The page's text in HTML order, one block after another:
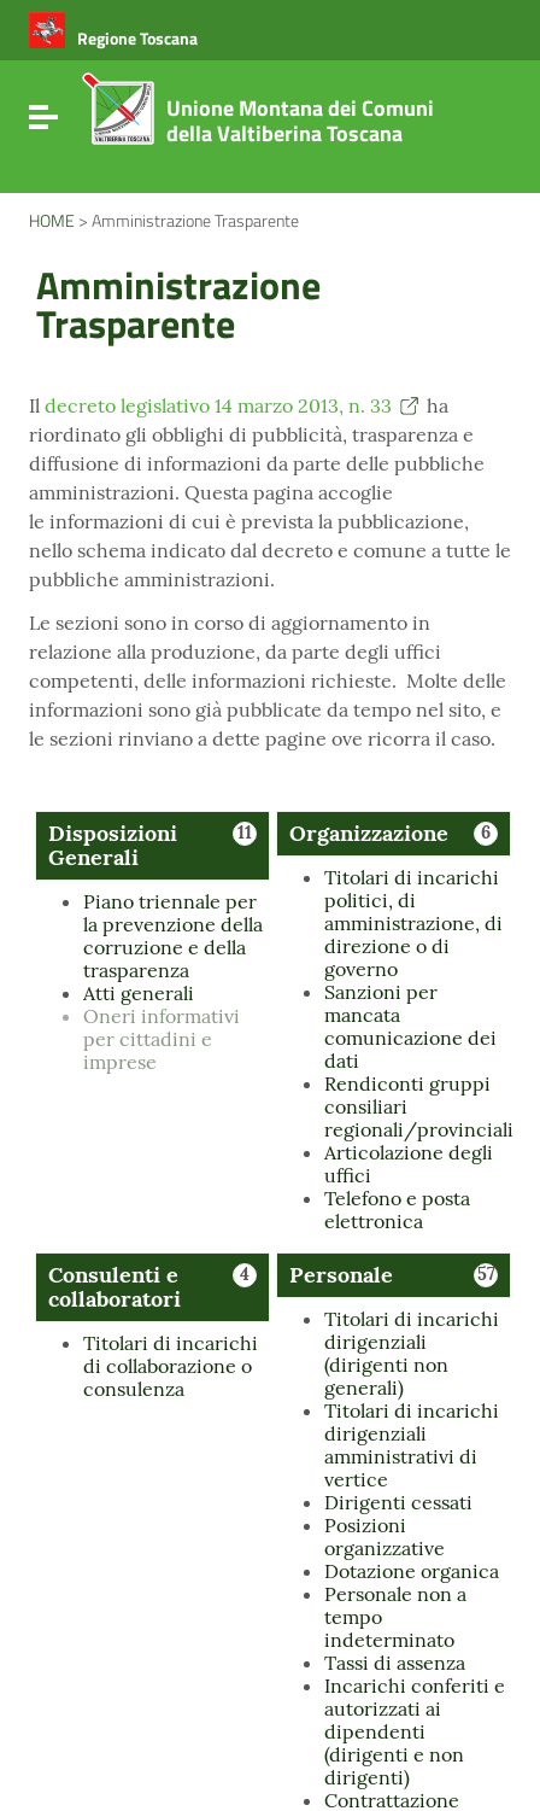
Vai ai contenuti
Vai al menu di navigazione
Vai al footer
Regione Toscana
Attiva / disattiva la navigazione
Unione Montana dei Comuni
della Valtiberina Toscana
HOME >Amministrazione Trasparente
Amministrazione
Trasparente
Il decreto legislativo 14 marzo 2013, n. 33
ha
riordinato gli obblighi di pubblicità, trasparenza e
diffusione di informazioni da parte delle pubbliche
amministrazioni. Questa pagina accoglie
le informazioni di cui è prevista la pubblicazione,
nello schema indicato dal decreto e comune a tutte le
pubbliche amministrazioni.
Le sezioni sono in corso di aggiornamento in
relazione alla produzione, da parte degli uffici
competenti, delle informazioni richieste. Molte delle
informazioni sono già pubblicate da tempo nel sito, e
le sezioni rinviano a dette pagine ove ricorra il caso.
11
Disposizioni
Generali
Piano triennale per
la prevenzione della
corruzione e della
trasparenza
Atti generali
Oneri informativi
per cittadini e
imprese
6
Organizzazione
Titolari di incarichi
politici, di
amministrazione, di
direzione o di
governo
Sanzioni per
mancata
comunicazione dei
dati
Rendiconti gruppi
consiliari
regionali/provinciali
Articolazione degli
uffici
Telefono e posta
elettronica
4
Consulenti e
collaboratori
Titolari di incarichi
di collaborazione o
consulenza
57
Personale
Titolari di incarichi
dirigenziali
(dirigenti non
generali)
Titolari di incarichi
dirigenziali
amministrativi di
vertice
Dirigenti cessati
Posizioni
organizzative
Dotazione organica
Personale non a
tempo
indeterminato
Tassi di assenza
Incarichi conferiti e
autorizzati ai
dipendenti
(dirigenti e non
dirigenti)
Contrattazione